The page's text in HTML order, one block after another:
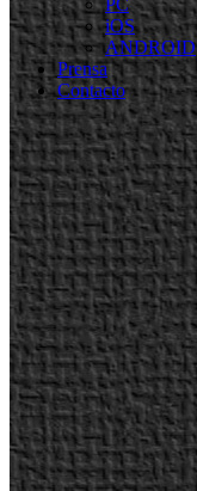
PC
iOS
ANDROID
Prensa
Contacto